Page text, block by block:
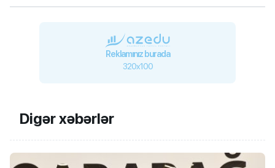
Reklamınız burada
320x100
Digər xəbərlər